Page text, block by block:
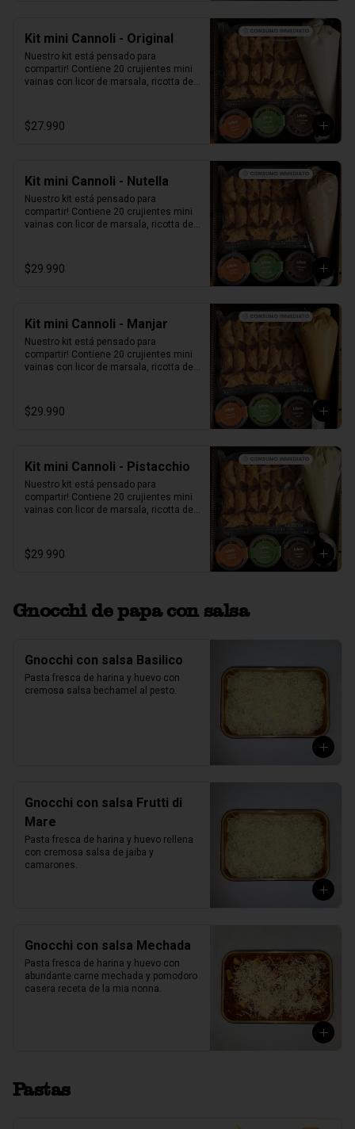
Kit mini Cannoli - Original
Nuestro kit está pensado para
compartir! Contiene 20 crujientes mini
vainas con licor de marsala, ricotta de
marrasquino, pistacho y una exquisita
crema de pistacho.
$27.990
Kit mini Cannoli - Nutella
Nuestro kit está pensado para
compartir! Contiene 20 crujientes mini
vainas con licor de marsala, ricotta de
naranja confitada, marrasquino,
pistacho y una exquisita crema de
$29.990
Kit mini Cannoli - Manjar
Nuestro kit está pensado para
compartir! Contiene 20 crujientes mini
vainas con licor de marsala, ricotta de
naranja confitada, marrasquino,
pistacho y una exquisita crema de
$29.990
Kit mini Cannoli - Pistacchio
Nuestro kit está pensado para
compartir! Contiene 20 crujientes mini
vainas con licor de marsala, ricotta de
pistacho, piel de naranja confitada,
marrasquino, pistacho y una exquisita
$29.990
Gnocchi de papa con salsa
Gnocchi con salsa Basilico
Pasta fresca de harina y huevo con
cremosa salsa bechamel al pesto.
Gnocchi con salsa Frutti di
Mare
Pasta fresca de harina y huevo rellena
con cremosa salsa de jaiba y
camarones.
Gnocchi con salsa Mechada
Pasta fresca de harina y huevo con
abundante carne mechada y pomodoro
casera receta de la mia nonna.
Pastas